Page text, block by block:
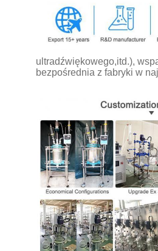
ultradźwiękowego,itd.),
bezpośrednia z fabryki w